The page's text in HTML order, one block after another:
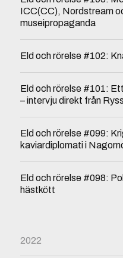
ICC(CC), Nordstream
museipropaganda
Eld och rörelse #102:
Eld och rörelse #101:
– intervju direkt från
Eld och rörelse #099:
kaviardiplomati i
Eld och rörelse #098:
hästkött
2022